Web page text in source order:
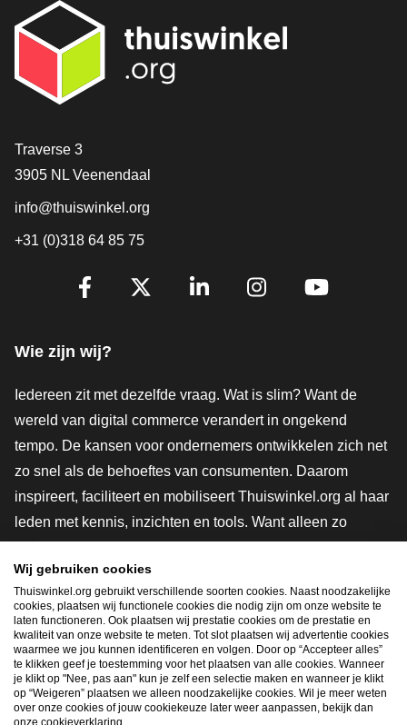
Contact
Traverse 3
3905 NL Veenendaal
info@thuiswinkel.org
+31 (0)318 64 85 75
Volg je ons al?
Wie zijn wij?
Iedereen zit met dezelfde vraag. Wat is slim? Want de
wereld van digital commerce verandert in ongekend
tempo. De kansen voor ondernemers ontwikkelen zich net
zo snel als de behoeftes van consumenten. Daarom
inspireert, faciliteert en mobiliseert Thuiswinkel.org al haar
leden met kennis, inzichten en tools. Want alleen zo
innovatievere toekomst. Dus groei ook mee en maak
shoppen slimmer.
Lid worden
Snel navigeren
Wij gebruiken cookies
Thuiswinkel.org gebruikt verschillende soorten cookies. Naast noodzakelijke
cookies, plaatsen wij functionele cookies die nodig zijn om onze website te
laten functioneren. Ook plaatsen wij prestatie cookies om de prestatie en
kwaliteit van onze website te meten. Tot slot plaatsen wij advertentie cookies
waarmee we jou kunnen identificeren en volgen. Door op “Accepteer alles”
te klikken geef je toestemming voor het plaatsen van alle cookies. Wanneer
je klikt op "Nee, pas aan" kun je zelf een selectie maken en wanneer je klikt
op “Weigeren” plaatsen we alleen noodzakelijke cookies. Wil je meer weten
over onze cookies of jouw cookiekeuze later weer aanpassen, bekijk dan
onze cookieverklaring.